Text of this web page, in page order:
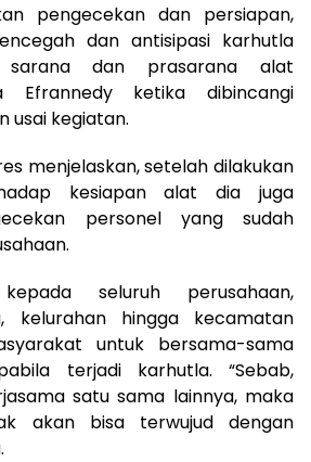
pengecekan dan persiapan,
dan antisipasi karhutla
sarana dan prasarana alat
Efrannedy ketika dibincangi
usai kegiatan.
menjelaskan, setelah dilakukan
kesiapan alat dia juga
personel yang sudah
seluruh perusahaan,
kelurahan hingga kecamatan
untuk bersama-sama
terjadi karhutla. “Sebab,
satu sama lainnya, maka
akan bisa terwujud dengan